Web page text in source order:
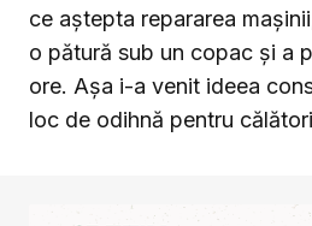
ce aștepta repararea
o pătură sub un copac și a
ore. Așa i-a venit ideea
loc de odihnă pentru